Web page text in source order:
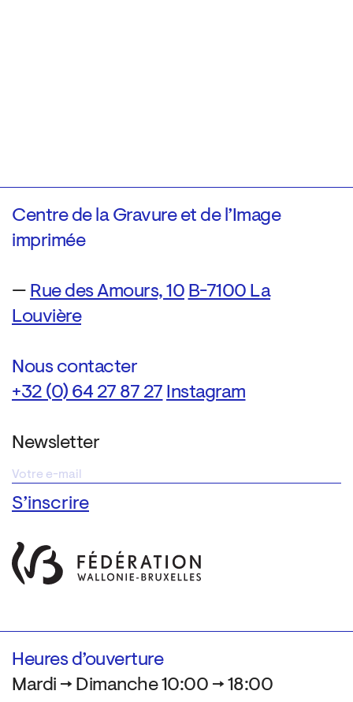
Centre de la Gravure et de l’Image
imprimée
— Rue des Amours, 10 B-7100 La
Louvière
Nous contacter
+32 (0) 64 27 87 27 Instagram
Newsletter
Heures d’ouverture
Mardi → Dimanche 10:00 → 18:00